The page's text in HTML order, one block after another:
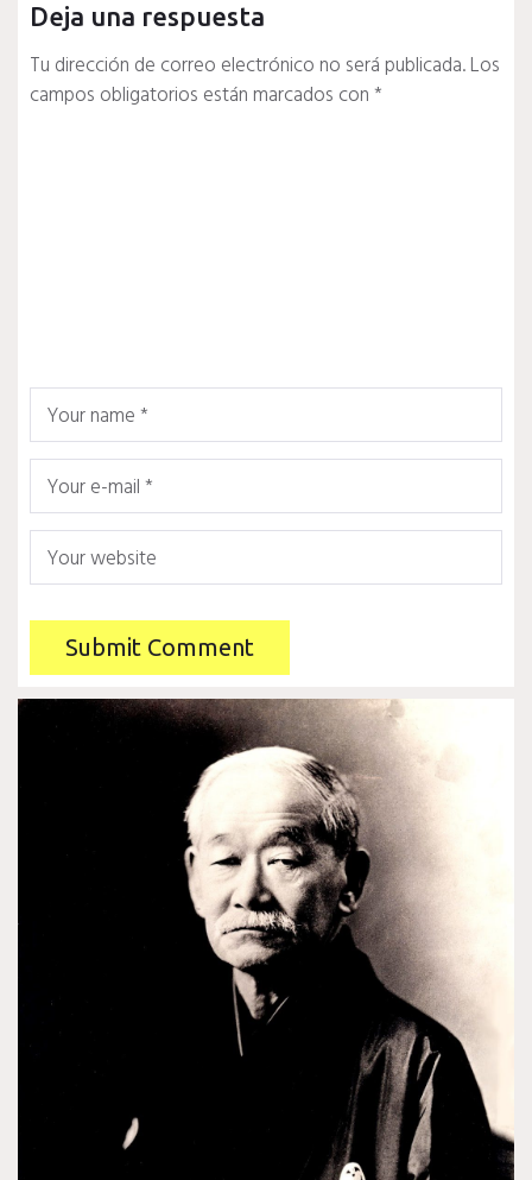
Deja una respuesta
Tu dirección de correo electrónico no será publicada.Los
campos obligatorios están marcados con*